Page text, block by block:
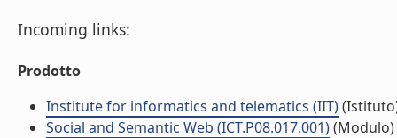
Incoming links:
Prodotto
Institute for informatics and telematics (IIT)
Social and Semantic Web (ICT.P08.017.001)(Modulo)